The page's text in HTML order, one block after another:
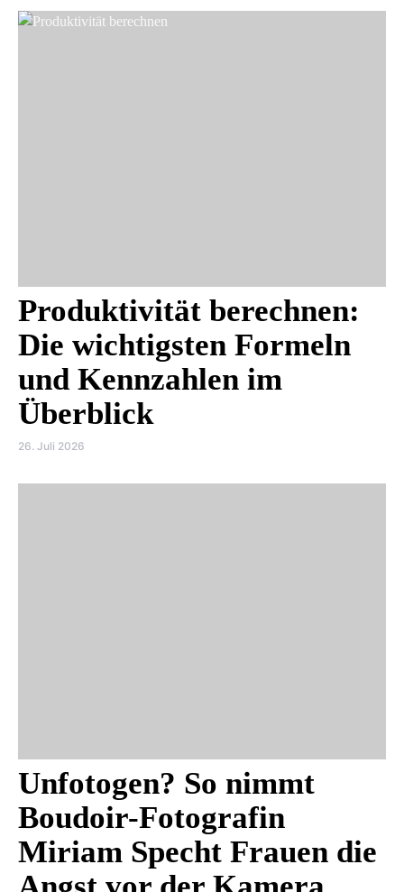
Produktivität berechnen:
Die wichtigsten Formeln
und Kennzahlen im
Überblick
26. Juli 2026
Unfotogen? So nimmt
Boudoir-Fotografin
Miriam Specht Frauen die